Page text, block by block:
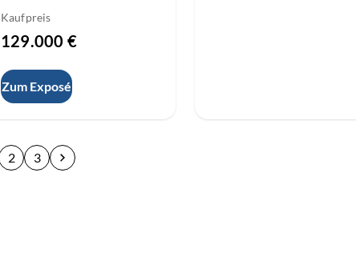
Kaufpreis
129.000 €
Zum Exposé
2 3